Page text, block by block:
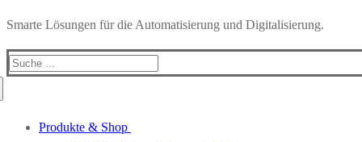
Smarte Lösungen für die Automatisierung und Digitalisierung.
Search
Produkte & Shop